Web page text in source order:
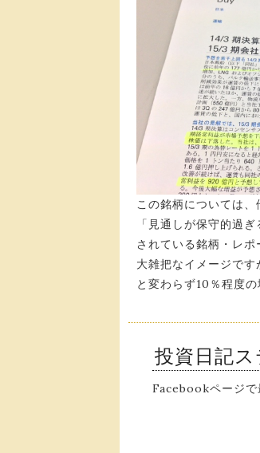
この銘柄については
「見通しが保守的過ぎ
されている銘柄・レポ
大雑把なイメージで
と変わらず10％程度
投資日記
Facebookページで